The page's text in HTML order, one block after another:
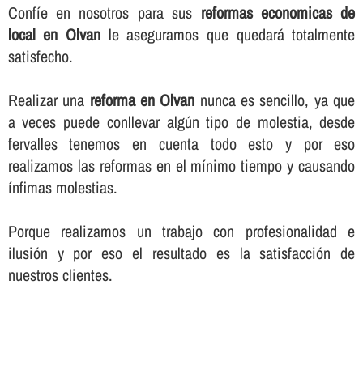
Confí­e en nosotros para sus reformas economicas de
local en Olvan le aseguramos que quedará totalmente
satisfecho.
Realizar una reforma en Olvan nunca es sencillo, ya que
a veces puede conllevar algún tipo de molestia, desde
fervalles tenemos en cuenta todo esto y por eso
realizamos las reformas en el mí­nimo tiempo y causando
í­nfimas molestias.
Porque realizamos un trabajo con profesionalidad e
ilusión y por eso el resultado es la satisfacción de
nuestros clientes.